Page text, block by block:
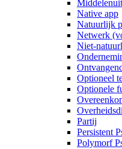
Native app
Natuurlijk
Netwerk
Niet-
Optioneel
Optionele
Partij
Persistent
Polymorf